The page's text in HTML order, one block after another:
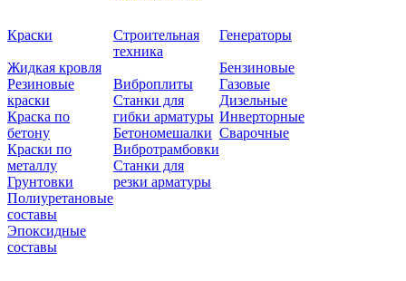
Краски
Жидкая кровля
Резиновые
краски
Краска по
бетону
Краски по
металлу
Грунтовки
Полиуретановые
составы
Эпоксидные
составы
Строительная
техника
Виброплиты
Станки для
гибки арматуры
Бетономешалки
Вибротрамбовки
Станки для
резки арматуры
Генераторы
Бензиновые
Газовые
Дизельные
Инверторные
Сварочные